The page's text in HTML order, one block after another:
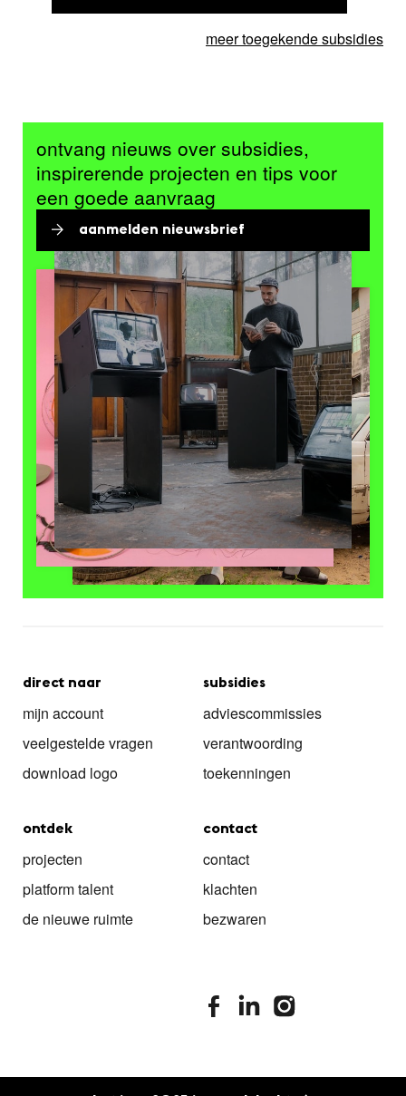
meer toegekende subsidies
ontvang nieuws over subsidies,
inspirerende projecten en tips voor
een goede aanvraag
aanmelden nieuwsbrief
direct naar
mijn account
veelgestelde vragen
download logo
subsidies
adviescommissies
verantwoording
toekenningen
ontdek
projecten
platform talent
de nieuwe ruimte
contact
contact
klachten
bezwaren
stimuleringsfonds facebook
stimuleringsfonds linkedin
stimuleringsfonds